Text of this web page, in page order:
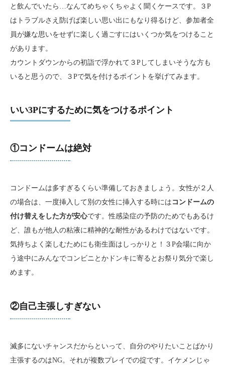
と飲んでいたら…なんてめちゃくちゃよく聞くケースです。３P
はトラブルさえ防げば楽しい思い出にもなり得るけど、参加者全
員が嫌な思いをせずに楽しく過ごすにはいくつか気をつけること
があります。
カウントダウンからの初詣で浮かれて３Pしてしまいそうな方も
いると思うので、３Pで気を付けるポイントを挙げてみます。
いい3Pにするために気をつけるポイント
①コンドームは絶対
コンドームは多すぎるくらい準備しておきましょう。女性が２人
の場合は、一度挿入して別の女性に挿入する時には コンドームの
付け替えをした方が安心です。性感染症の予防のためでもあるけ
ど、誰もが他人の粘液に精神的な耐性があるわけではないです。
気持ちよく楽しむためにも衛生面はしっかりと！３P会場に向か
う途中にみんなでコンビニとかドンキに寄るとお祭り気分で楽し
めます。
②自己主張しすぎない
滅多にないチャンスだからといって、自分のやりたいことばかり
主張するのはNG。それが複数プレイでの掟です。イケメンじゃ